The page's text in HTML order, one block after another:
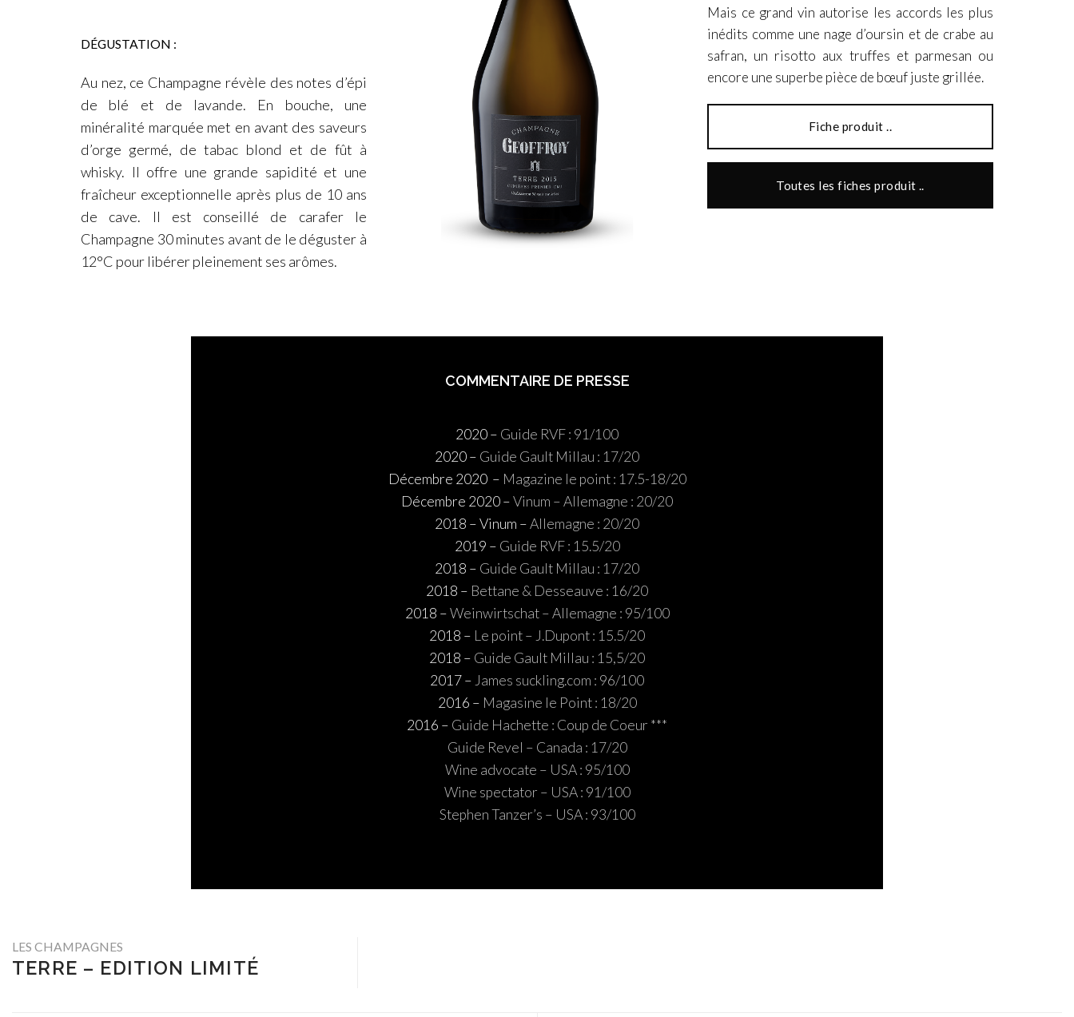
DÉGUSTATION :
Au nez, ce Champagne révèle des notes d’épi
de blé et de
lavande. En bouche, une
minéralité marquée met en avant des saveurs
d’orge germé, de tabac blond et de fût à
whisky. Il offre une grande sapidité et une
fraîcheur exceptionnelle après plus de 10 ans
de cave. Il est conseillé de carafer le
Champagne 30 minutes avant de le déguster à
12°C pour libérer pleinement ses arômes.
Mais ce grand vin autorise les accords les plus
inédits comme une nage d’oursin et de crabe au
safran, un risotto aux truffes et parmesan ou
encore une superbe pièce de bœuf juste grillée.
Fiche produit ..
Toutes les fiches produit ..
COMMENTAIRE DE PRESSE
2020 – Guide RVF : 91/100
2020 – Guide Gault Millau : 17/20
Décembre 2020 – Magazine le point : 17.5-18/20
Décembre 2020 –Vinum – Allemagne : 20/20
2018 – Vinum –Allemagne : 20/20
2019 – Guide RVF : 15.5/20
2018 – Guide Gault Millau : 17/20
2018 – Bettane & Desseauve : 16/20
2018 –Weinwirtschat – Allemagne : 95/100
2018 – Le point – J.Dupont : 15.5/20
2018 – Guide Gault Millau : 15,5/20
2017 – James suckling.com : 96/100
2016 – Magasine le Point : 18/20
2016 – Guide Hachette : Coup de Coeur ***
Guide Revel – Canada : 17/20
Wine advocate – USA : 95/100
Wine spectator – USA : 91/100
Stephen Tanzer’s – USA : 93/100
LES CHAMPAGNES
TERRE – EDITION LIMITÉ